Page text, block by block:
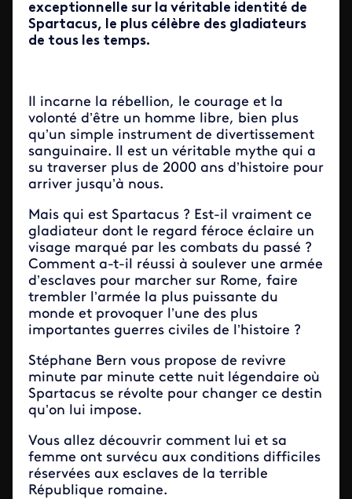
exceptionnelle sur la véritable identité de
Spartacus, le plus célèbre des gladiateurs
de tous les temps.
Il incarne la rébellion, le courage et la
volonté d’être un homme libre, bien plus
qu’un simple instrument de divertissement
sanguinaire. Il est un véritable mythe qui a
su traverser plus de 2000 ans d’histoire pour
arriver jusqu’à nous.
Mais qui est Spartacus ? Est-il vraiment ce
gladiateur dont le regard féroce éclaire un
visage marqué par les combats du passé ?
Comment a-t-il réussi à soulever une armée
d’esclaves pour marcher sur Rome, faire
trembler l’armée la plus puissante du
monde et provoquer l’une des plus
importantes guerres civiles de l’histoire ?
Stéphane Bern vous propose de revivre
minute par minute cette nuit légendaire où
Spartacus se révolte pour changer ce destin
qu’on lui impose.
Vous allez découvrir comment lui et sa
femme ont survécu aux conditions difficiles
réservées aux esclaves de la terrible
République romaine.